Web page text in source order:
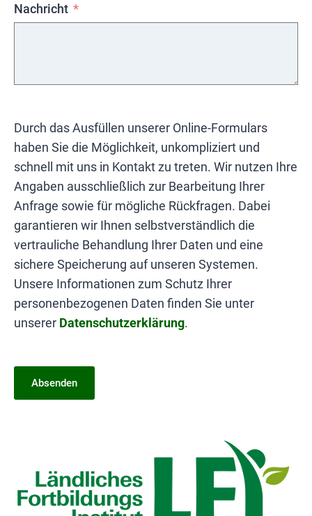
Nachricht
Durch das Ausfüllen unserer Online-Formulars
haben Sie die Möglichkeit, unkompliziert und
schnell mit uns in Kontakt zu treten. Wir nutzen Ihre
Angaben ausschließlich zur Bearbeitung Ihrer
Anfrage sowie für mögliche Rückfragen. Dabei
garantieren wir Ihnen selbstverständlich die
vertrauliche Behandlung Ihrer Daten und eine
sichere Speicherung auf unseren Systemen.
Unsere Informationen zum Schutz Ihrer
personenbezogenen Daten finden Sie unter
unserer Datenschutzerklärung.
Absenden